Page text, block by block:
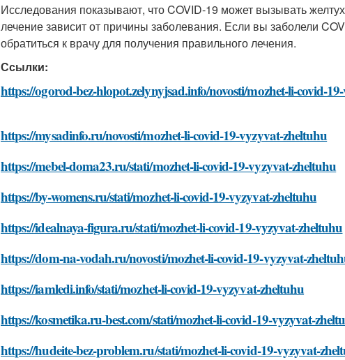
Исследования показывают, что COVID-19 может вызывать
лечение зависит от причины заболевания. Если вы заболели
обратиться к врачу для получения правильного лечения.
Ссылки:
https://ogorod-bez-hlopot.zelynyjsad.info/novosti/mozhet-li-covid-
https://mysadinfo.ru/novosti/mozhet-li-covid-19-vyzyvat-zheltuhu
https://mebel-doma23.ru/stati/mozhet-li-covid-19-vyzyvat-zheltuhu
https://by-womens.ru/stati/mozhet-li-covid-19-vyzyvat-zheltuhu
https://idealnaya-figura.ru/stati/mozhet-li-covid-19-vyzyvat-zheltuhu
https://dom-na-vodah.ru/novosti/mozhet-li-covid-19-vyzyvat-
https://iamledi.info/stati/mozhet-li-covid-19-vyzyvat-zheltuhu
https://kosmetika.ru-best.com/stati/mozhet-li-covid-19-vyzyvat-
https://hudeite-bez-problem.ru/stati/mozhet-li-covid-19-vyzyvat-